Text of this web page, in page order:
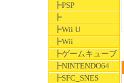
┣PSP
┣
┣Wii U
┣Wii
┣ゲームキューブ
┣NINTENDO64
┣SFC_SNES